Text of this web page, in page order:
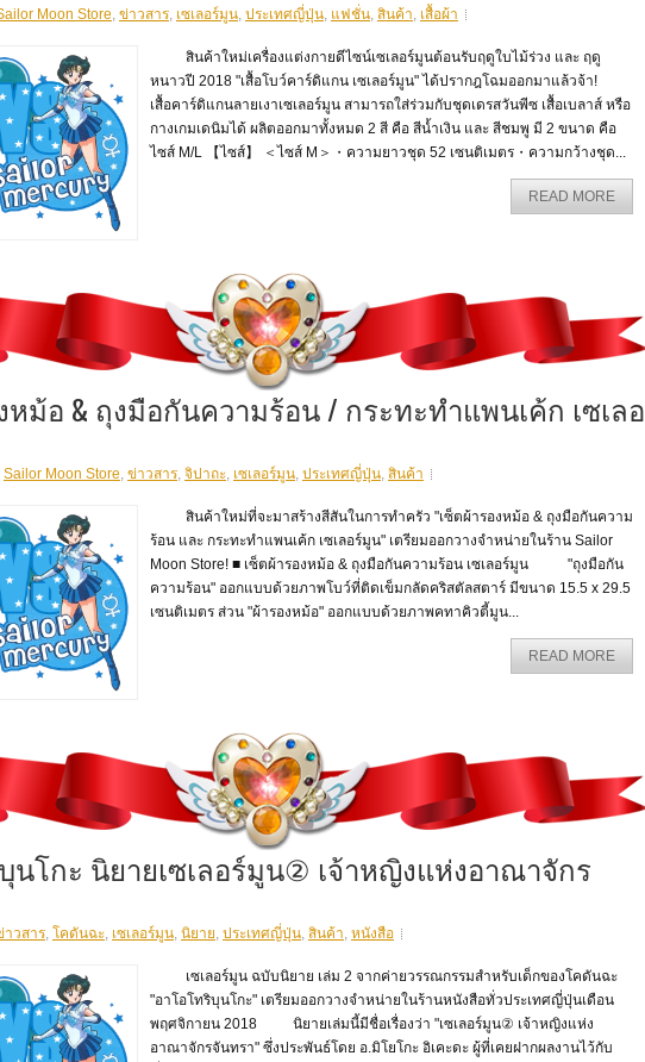
Moon Store, ข่าวสาร, เซเลอร์มูน, ประเทศญี่ปุ่น, แฟชั่น, สินค้า, เสื้อผ้า
สินค้าใหม่เครื่องแต่งกายดีไซน์เซเลอร์มูนต้อนรับฤดูใบไม้ร่วง และ ฤดู
หนาวปี 2018 "เสื้อโบว์คาร์ดิแกน เซเลอร์มูน" ได้ปรากฎโฉมออกมาแล้วจ้า!
เสื้อคาร์ดิแกนลายเงาเซเลอร์มูน สามารถใส่ร่วมกับชุดเดรสวันพีซ เสื้อเบลาส์ หรือ
กางเกมเดนิมได้ ผลิตออกมาทั้งหมด 2 สี คือ สีน้ำเงิน และ สีชมพู มี 2 ขนาด คือ
ไซส์ M/L 【ไซส์】 ＜ไซส์ M＞・ความยาวชุด 52 เซนติเมตร・ความกว้างชุด...
READ MORE
หม้อ & ถุงมือกันความร้อน / กระทะทำแพนเค้ก เซเลอ
Sailor Moon Store, ข่าวสาร, จิปาถะ, เซเลอร์มูน, ประเทศญี่ปุ่น, สินค้า
สินค้าใหม่ที่จะมาสร้างสีสันในการทำครัว "เซ็ตผ้ารองหม้อ & ถุงมือกันความ
ร้อน และ กระทะทำแพนเค้ก เซเลอร์มูน" เตรียมออกวางจำหน่ายในร้าน Sailor
Moon Store! ■ เซ็ตผ้ารองหม้อ & ถุงมือกันความร้อน เซเลอร์มูน "ถุงมือกัน
ความร้อน" ออกแบบด้วยภาพโบว์ที่ติดเข็มกลัดคริสตัลสตาร์ มีขนาด 15.5 x 29.5
เซนติเมตร ส่วน "ผ้ารองหม้อ" ออกแบบด้วยภาพคทาคิวตี้มูน...
READ MORE
นโกะ นิยายเซเลอร์มูน② เจ้าหญิงแห่งอาณาจักร
าวสาร, โคดันฉะ, เซเลอร์มูน, นิยาย, ประเทศญี่ปุ่น, สินค้า, หนังสือ
เซเลอร์มูน ฉบับนิยาย เล่ม 2 จากค่ายวรรณกรรมสำหรับเด็กของโคดันฉะ
"อาโอโทริบุนโกะ" เตรียมออกวางจำหน่ายในร้านหนังสือทั่วประเทศญี่ปุ่นเดือน
พฤศจิกายน 2018 นิยายเล่มนี้มีชื่อเรื่องว่า "เซเลอร์มูน② เจ้าหญิงแห่ง
อาณาจักรจันทรา" ซึ่งประพันธ์โดย อ.มิโยโกะ อิเคะดะ ผู้ที่เคยฝากผลงานไว้กับ